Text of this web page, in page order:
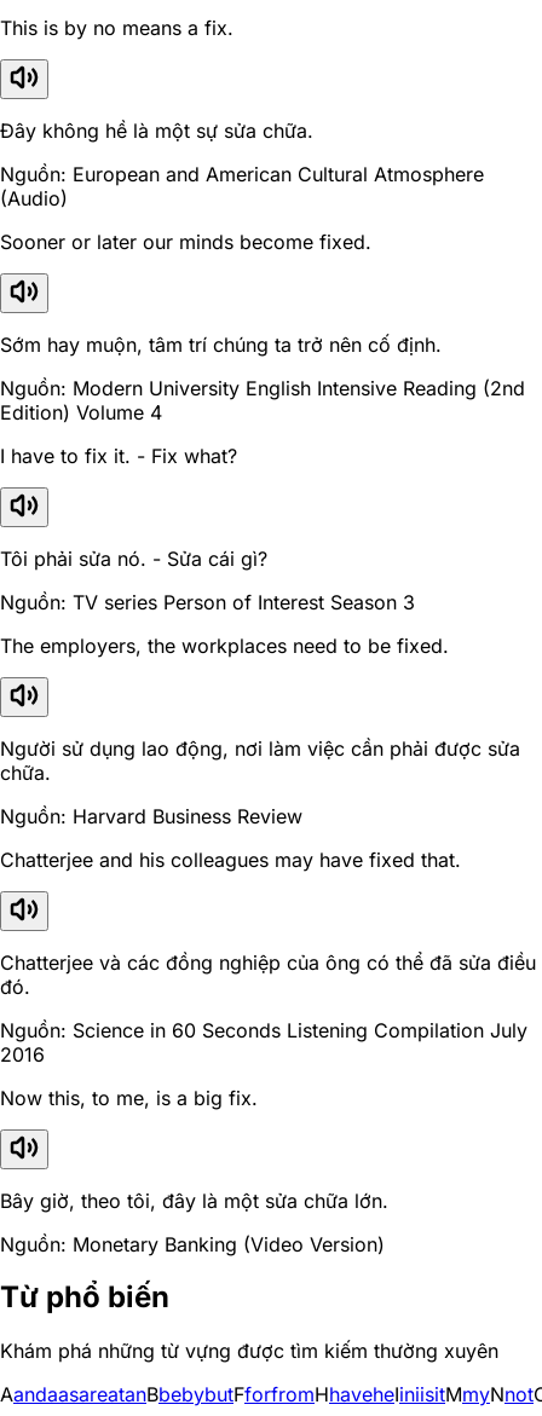
This is by no means a fix.
Đây không hề là một sự sửa chữa.
Nguồn: European and American Cultural Atmosphere
(Audio)
Sooner or later our minds become fixed.
Sớm hay muộn, tâm trí chúng ta trở nên cố định.
Nguồn: Modern University English Intensive Reading (2nd
Edition) Volume 4
I have to fix it. - Fix what?
Tôi phải sửa nó. - Sửa cái gì?
Nguồn: TV series Person of Interest Season 3
The employers, the workplaces need to be fixed.
Người sử dụng lao động, nơi làm việc cần phải được sửa
chữa.
Nguồn: Harvard Business Review
Chatterjee and his colleagues may have fixed that.
Chatterjee và các đồng nghiệp của ông có thể đã sửa điều
đó.
Nguồn: Science in 60 Seconds Listening Compilation July
2016
Now this, to me, is a big fix.
Bây giờ, theo tôi, đây là một sửa chữa lớn.
Nguồn: Monetary Banking (Video Version)
Từ phổ biến
Khám phá những từ vựng được tìm kiếm thường xuyên
AandaasareatanBbebybutFforfromHhaveheIiniisitMmyNnot